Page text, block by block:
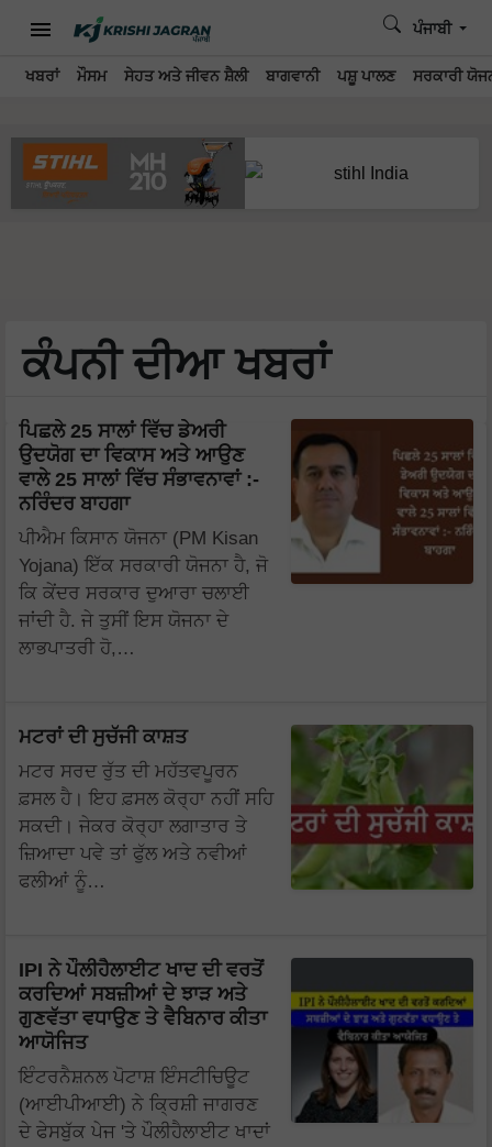
ਖਬਰਾਂ ਮੌਸਮ ਸੇਹਤ ਅਤੇ ਜੀਵਨ ਸ਼ੈਲੀ ਬਾਗਵਾਨੀ ਪਸ਼ੂ ਪਾਲਣ ਸਰਕਾਰੀ
ਪੰਜਾਬੀ
ਕੰਪਨੀ ਦੀਆ ਖਬਰਾਂ
ਪਿਛਲੇ 25 ਸਾਲਾਂ ਵਿੱਚ ਡੇਅਰੀ
ਉਦਯੋਗ ਦਾ ਵਿਕਾਸ ਅਤੇ ਆਉਣ
ਵਾਲੇ 25 ਸਾਲਾਂ ਵਿੱਚ ਸੰਭਾਵਨਾਵਾਂ :-
ਨਰਿੰਦਰ ਬਾਹਗਾ
ਪੀਐਮ ਕਿਸਾਨ ਯੋਜਨਾ (PM Kisan
Yojana) ਇੱਕ ਸਰਕਾਰੀ ਯੋਜਨਾ ਹੈ, ਜੋ
ਕਿ ਕੇਂਦਰ ਸਰਕਾਰ ਦੁਆਰਾ ਚਲਾਈ
ਜਾਂਦੀ ਹੈ. ਜੇ ਤੁਸੀਂ ਇਸ ਯੋਜਨਾ ਦੇ
ਲਾਭਪਾਤਰੀ ਹੋ,…
ਮਟਰਾਂ ਦੀ ਸੁਚੱਜੀ ਕਾਸ਼ਤ
ਮਟਰ ਸਰਦ ਰੁੱਤ ਦੀ ਮਹੱਤਵਪੂਰਨ
ਫ਼ਸਲ ਹੈ। ਇਹ ਫ਼ਸਲ ਕੋਰ੍ਹਾ ਨਹੀਂ ਸਹਿ
ਸਕਦੀ। ਜੇਕਰ ਕੋਰ੍ਹਾ ਲਗਾਤਾਰ ਤੇ
ਜ਼ਿਆਦਾ ਪਵੇ ਤਾਂ ਫੁੱਲ ਅਤੇ ਨਵੀਆਂ
ਫਲੀਆਂ ਨੂੰ…
IPI ਨੇ ਪੌਲੀਹੈਲਾਈਟ ਖਾਦ ਦੀ ਵਰਤੋਂ
ਕਰਦਿਆਂ ਸਬਜ਼ੀਆਂ ਦੇ ਝਾੜ ਅਤੇ
ਗੁਣਵੱਤਾ ਵਧਾਉਣ ਤੇ ਵੈਬਿਨਾਰ ਕੀਤਾ
ਆਯੋਜਿਤ
ਇੰਟਰਨੈਸ਼ਨਲ ਪੋਟਾਸ਼ ਇੰਸਟੀਚਿਊਟ
(ਆਈਪੀਆਈ) ਨੇ ਕ੍ਰਿਸ਼ੀ ਜਾਗਰਣ
ਦੇ ਫੇਸਬੁੱਕ ਪੇਜ 'ਤੇ ਪੌਲੀਹੈਲਾਈਟ ਖਾਦਾਂ